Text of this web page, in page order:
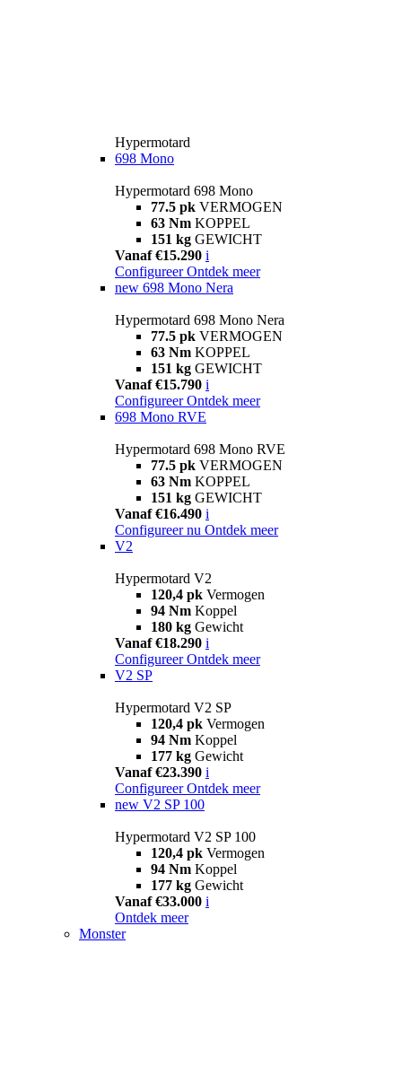
Hypermotard
698 Mono
Hypermotard 698 Mono
77.5 pk VERMOGEN
63 Nm KOPPEL
151 kg GEWICHT
Vanaf €15.290 i
Configureer Ontdek meer
new 698 Mono Nera
Hypermotard 698 Mono Nera
77.5 pk VERMOGEN
63 Nm KOPPEL
151 kg GEWICHT
Vanaf €15.790 i
Configureer Ontdek meer
698 Mono RVE
Hypermotard 698 Mono RVE
77.5 pk VERMOGEN
63 Nm KOPPEL
151 kg GEWICHT
Vanaf €16.490 i
Configureer nu Ontdek meer
V2
Hypermotard V2
120,4 pk Vermogen
94 Nm Koppel
180 kg Gewicht
Vanaf €18.290 i
Configureer Ontdek meer
V2 SP
Hypermotard V2 SP
120,4 pk Vermogen
94 Nm Koppel
177 kg Gewicht
Vanaf €23.390 i
Configureer Ontdek meer
new V2 SP 100
Hypermotard V2 SP 100
120,4 pk Vermogen
94 Nm Koppel
177 kg Gewicht
Vanaf €33.000 i
Ontdek meer
Monster